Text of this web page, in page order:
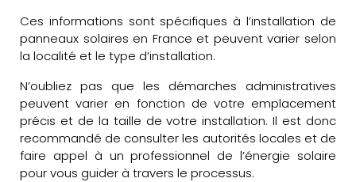
Ces informations sont spécifiques à l’installation de
panneaux solaires en France et peuvent varier selon
la localité et le type d’installation.
N’oubliez pas que les démarches administratives
peuvent varier en fonction de votre emplacement
précis et de la taille de votre installation. Il est donc
recommandé de consulter les autorités locales et de
faire appel à un professionnel de l’énergie solaire
pour vous guider à travers le processus.